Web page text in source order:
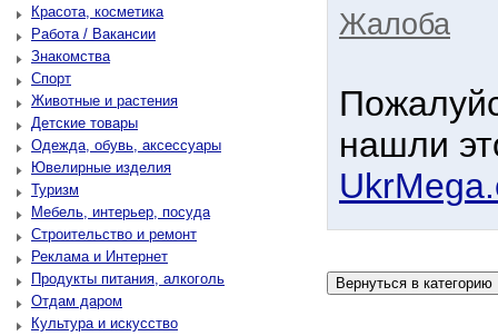
Красота, косметика
Работа / Вакансии
Знакомства
Спорт
Животные и растения
Детские товары
Одежда, обувь, аксессуары
Ювелирные изделия
Туризм
Мебель, интерьер, посуда
Строительство и ремонт
Реклама и Интернет
Продукты питания, алкоголь
Отдам даром
Культура и искусство
Жалоба
нашли